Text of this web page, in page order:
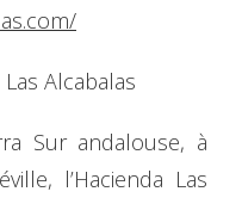
Alcabalas
Sur andalouse, à
l’Hacienda Las